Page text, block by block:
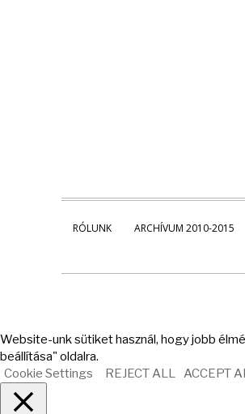
RÓLUNK ARCHÍVUM 2010-2015
Website-unk sütiket használ, hogy jobb
beállítása" oldalra.
Cookie Settings
REJECT ALL ACCEPT